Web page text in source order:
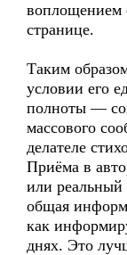
воплощением
странице.
Таким
условии его
полноты —
массового
делателе
Приёма в
или реальный
общая
как
днях. Это